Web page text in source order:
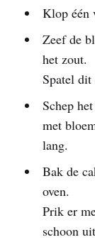
Klop één
Zeef de
het zout.
Spatel dit
Schep
met
lang.
Bak de
oven.
Prik er
schoon